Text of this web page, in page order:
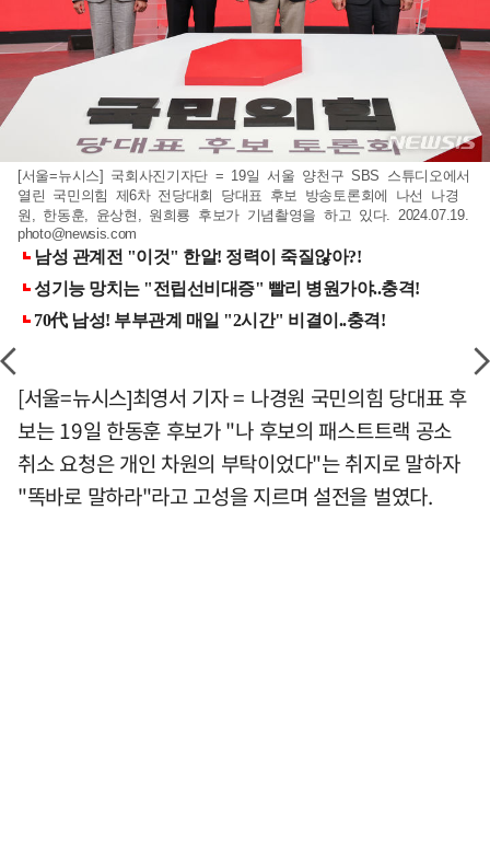
[서울=뉴시스] 국회사진기자단 = 19일 서울 양천구 SBS 스튜디오에서
열린 국민의힘 제6차 전당대회 당대표 후보 방송토론회에 나선 나경
원, 한동훈, 윤상현, 원희룡 후보가 기념촬영을 하고 있다. 2024.07.19.
photo@newsis.com
[서울=뉴시스]최영서 기자 = 나경원 국민의힘 당대표 후
보는 19일 한동훈 후보가 "나 후보의 패스트트랙 공소
취소 요청은 개인 차원의 부탁이었다"는 취지로 말하자
"똑바로 말하라"라고 고성을 지르며 설전을 벌였다.